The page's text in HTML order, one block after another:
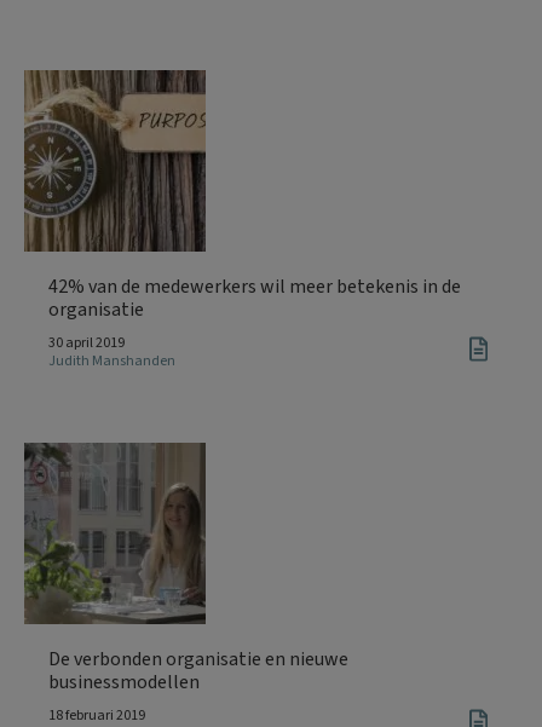
42% van de medewerkers wil meer betekenis in de
organisatie
30 april 2019
Judith Manshanden
De verbonden organisatie en nieuwe
businessmodellen
18 februari 2019